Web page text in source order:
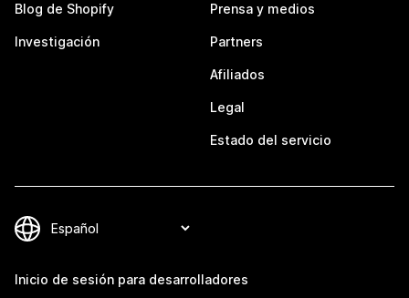
Blog de Shopify
Investigación
Prensa y medios
Partners
Afiliados
Legal
Estado del servicio
Inicio de sesión para desarrolladores